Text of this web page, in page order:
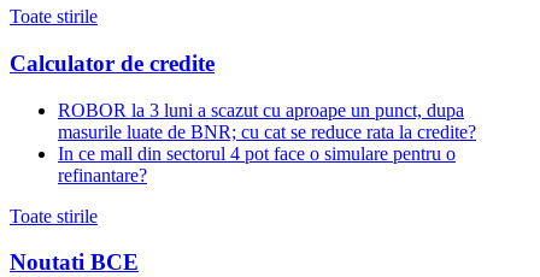
Toate stirile
Calculator de credite
ROBOR la 3 luni a scazut cu aproape un punct, dupa
masurile luate de BNR; cu cat se reduce rata la credite?
In ce mall din sectorul 4 pot face o simulare pentru o
refinantare?
Toate stirile
Noutati BCE